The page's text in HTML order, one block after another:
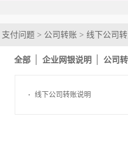
支付问题 > 公司转账 > 线下公司
全部 企业网银说明 公司
· 线下公司转账说明